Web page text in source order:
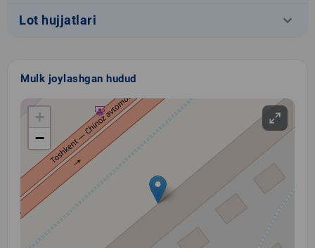
Lot hujjatlari keyboard_arrow_down
Mulk joylashgan hudud
+
−